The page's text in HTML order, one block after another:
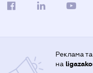
Реклама
на